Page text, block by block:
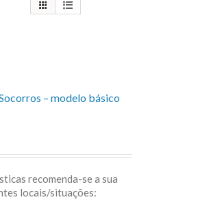
– modelo básico
recomenda-se a sua
locais/situações: